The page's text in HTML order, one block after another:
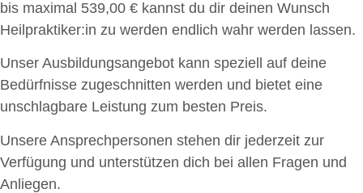
bis maximal 539,00 € kannst du dir deinen Wunsch
Heilpraktiker:in zu werden endlich wahr werden lassen.
Unser Ausbildungsangebot kann speziell auf deine
Bedürfnisse zugeschnitten werden und bietet eine
unschlagbare Leistung zum besten Preis.
Unsere Ansprechpersonen stehen dir jederzeit zur
Verfügung und unterstützen dich bei allen Fragen und
Anliegen.